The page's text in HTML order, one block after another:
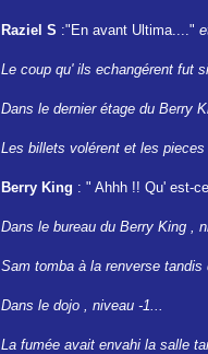
Raziel S :"En avant Ultima...."
Le coup qu' ils echangérent fut
Dans le dernier étage du Berry
Les billets volérent et les
Berry King : " Ahhh !! Qu' est-
Dans le bureau du Berry King ,
Sam tomba à la renverse
Dans le dojo , niveau -1...
La fumée avait envahi la salle